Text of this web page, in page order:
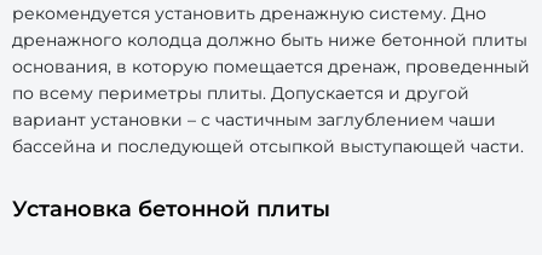
рекомендуется установить дренажную систему. Дно
дренажного колодца должно быть ниже бетонной плиты
основания, в которую помещается дренаж, проведенный
по всему периметры плиты. Допускается и другой
вариант установки – с частичным заглублением чаши
бассейна и последующей отсыпкой выступающей части.
Установка бетонной плиты